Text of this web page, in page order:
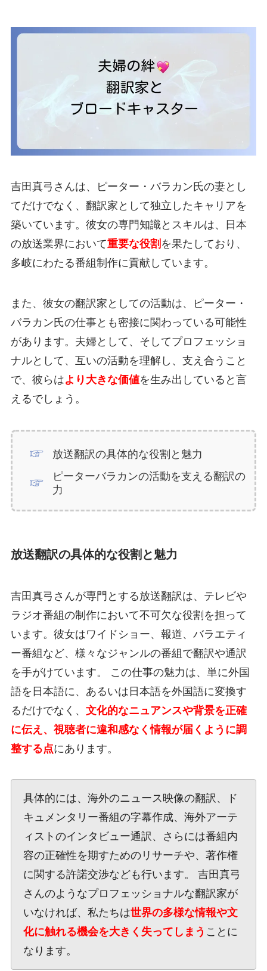
吉田真弓さんは、ピーター・バラカン氏の妻とし
てだけでなく、翻訳家として独立したキャリアを
築いています。彼女の専門知識とスキルは、日本
の放送業界において重要な役割 を果たしており、
多岐にわたる番組制作に貢献しています。
また、彼女の翻訳家としての活動は、ピーター・
バラカン氏の仕事とも密接に関わっている可能性
があります。夫婦として、そしてプロフェッショ
ナルとして、互いの活動を理解し、支え合うこと
で、彼らはより大きな価値を生み出していると言
えるでしょう。
放送翻訳の具体的な役割と魅力
ピーターバラカンの活動を支える翻訳の
力
放送翻訳の具体的な役割と魅力
吉田真弓さんが専門とする放送翻訳は、テレビや
ラジオ番組の制作において不可欠な役割を担って
います。彼女はワイドショー、報道、バラエティ
ー番組など、様々なジャンルの番組で翻訳や通訳
を手がけています。 この仕事の魅力は、単に外国
語を日本語に、あるいは日本語を外国語に変換す
るだけでなく、 文化的なニュアンスや背景を正確
に伝え、視聴者に違和感なく情報が届くように調
整する点にあります。
具体的には、海外のニュース映像の翻訳、ド
キュメンタリー番組の字幕作成、海外アーテ
ィストのインタビュー通訳、さらには番組内
容の正確性を期すためのリサーチや、著作権
に関する許諾交渉なども行います。 吉田真弓
さんのようなプロフェッショナルな翻訳家が
いなければ、私たちは世界の多様な情報や文
化に触れる機会を大きく失ってしまう ことに
なります。